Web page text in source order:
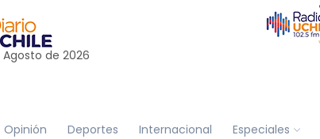
Agosto de 2026
Opinión Deportes Internacional Especiales